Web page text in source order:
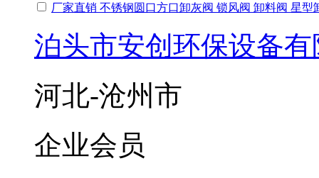
厂家直销 不锈钢圆口方口卸灰阀 锁风阀 卸料阀 星型
泊头市安创环保设备
河北-沧州市
企业会员